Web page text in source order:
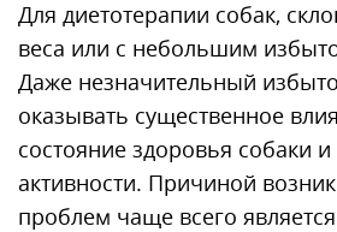
Для диетотерапии собак,
веса или с небольшим
Даже незначительный
оказывать существенное
состояние здоровья собаки
активности. Причиной
проблем чаще всего